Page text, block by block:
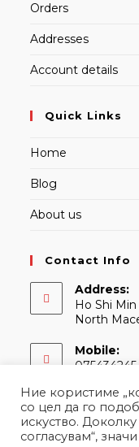
Orders
Addresses
Account details
Quick Links
Home
Blog
About us
Contact Info
Address:
Ho Shi
North
Mobile:
075434245
Email:
Ние користиме
со цел да го
искуство.
согласувам“,